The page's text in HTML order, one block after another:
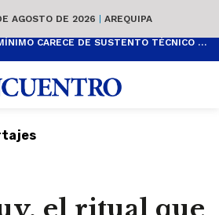
AGOSTO DE 2026 | AREQUIPA
AUMENTO DEL SUELDO MÍNIMO CARECE DE SUSTENTO TÉCNICO Y ES POPULISTA